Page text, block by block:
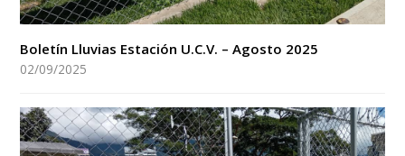
Boletín Lluvias Estación U.C.V. – Agosto 2025
02/09/2025